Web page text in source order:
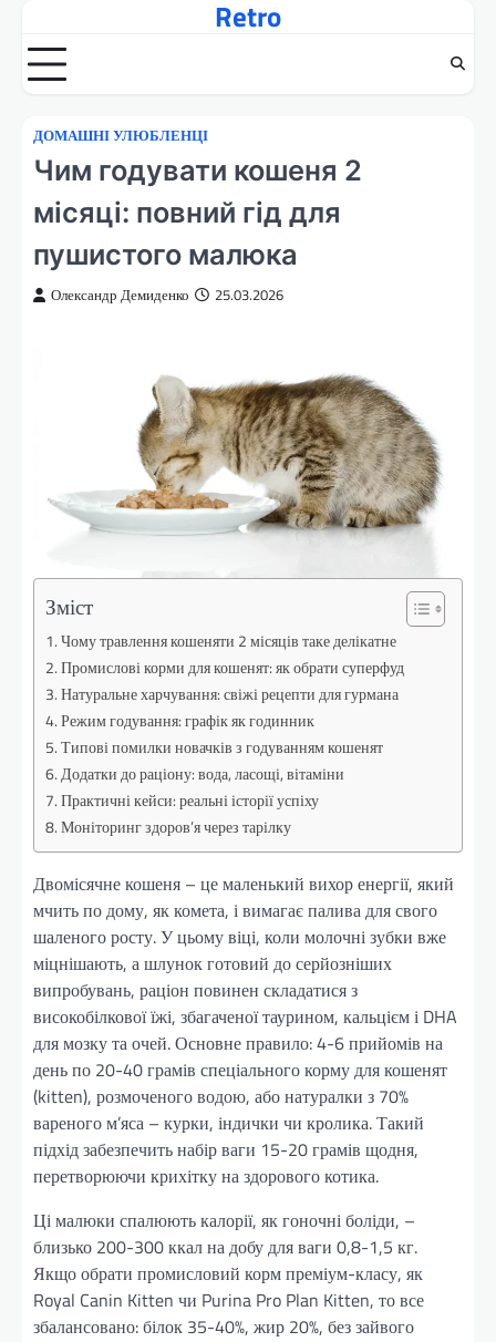
вмісту
Retro
ДОМАШНІ УЛЮБЛЕНЦІ
Чим годувати кошеня 2
місяці: повний гід для
пушистого малюка
Олександр Демиденко 25.03.2026
Зміст
Чому травлення кошеняти 2 місяців таке делікатне
Промислові корми для кошенят: як обрати суперфуд
Натуральне харчування: свіжі рецепти для гурмана
Режим годування: графік як годинник
Типові помилки новачків з годуванням кошенят
Додатки до раціону: вода, ласощі, вітаміни
Практичні кейси: реальні історії успіху
Моніторинг здоров’я через тарілку
Двомісячне кошеня – це маленький вихор енергії, який
мчить по дому, як комета, і вимагає палива для свого
шаленого росту. У цьому віці, коли молочні зубки вже
міцнішають, а шлунок готовий до серйозніших
випробувань, раціон повинен складатися з
високобілкової їжі, збагаченої таурином, кальцієм і DHA
для мозку та очей. Основне правило: 4-6 прийомів на
день по 20-40 грамів спеціального корму для кошенят
(kitten), розмоченого водою, або натуралки з 70%
вареного м’яса – курки, індички чи кролика. Такий
підхід забезпечить набір ваги 15-20 грамів щодня,
перетворюючи крихітку на здорового котика.
Ці малюки спалюють калорії, як гоночні боліди, –
близько 200-300 ккал на добу для ваги 0,8-1,5 кг.
Якщо обрати промисловий корм преміум-класу, як
Royal Canin Kitten чи Purina Pro Plan Kitten, то все
збалансовано: білок 35-40%, жир 20%, без зайвого